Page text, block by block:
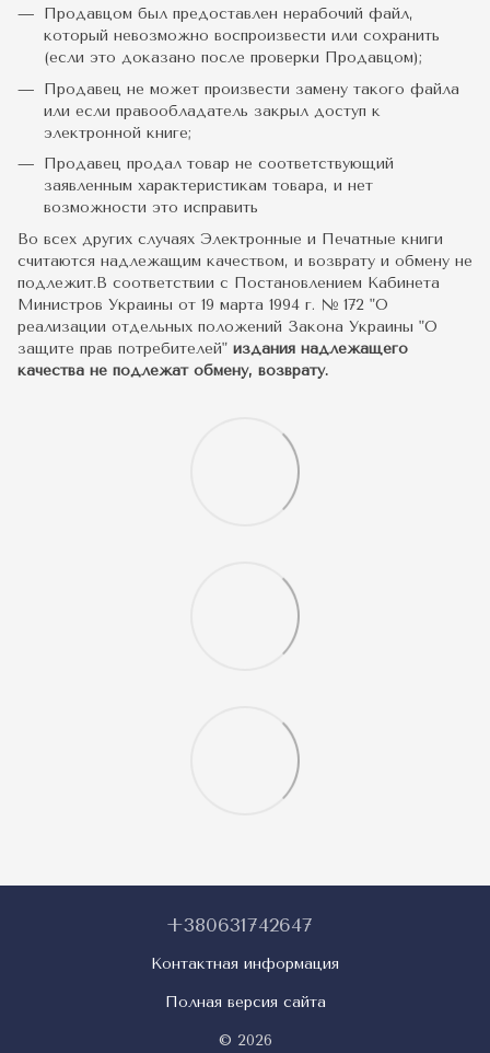
Продавцом был предоставлен нерабочий файл,
который невозможно воспроизвести или сохранить
(если это доказано после проверки Продавцом);
Продавец не может произвести замену такого файла
или если правообладатель закрыл доступ к
электронной книге;
Продавец продал товар не соответствующий
заявленным характеристикам товара, и нет
возможности это исправить
Во всех других случаях Электронные и Печатные книги
считаются надлежащим качеством, и возврату и обмену не
подлежит.В соответствии с Постановлением Кабинета
Министров Украины от 19 марта 1994 г. № 172 "О
реализации отдельных положений Закона Украины "О
защите прав потребителей" издания надлежащего
качества не подлежат обмену, возврату.
+380631742647
Контактная информация
Полная версия сайта
© 2026